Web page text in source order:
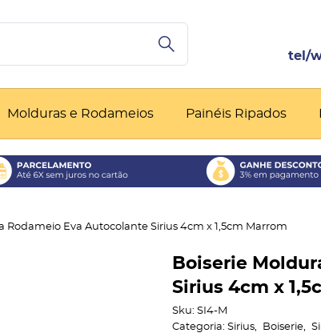
Molduras e Rodameios Painéis Ripados
Rodameio Eva Autocolante Sirius 4cm x 1,5cm Marrom
Boiserie
Sirius 4cm x
Sku: SI4-M
Categoria: Sirius Boiserie